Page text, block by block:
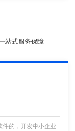
站式服务保障
件的，开发中小企业